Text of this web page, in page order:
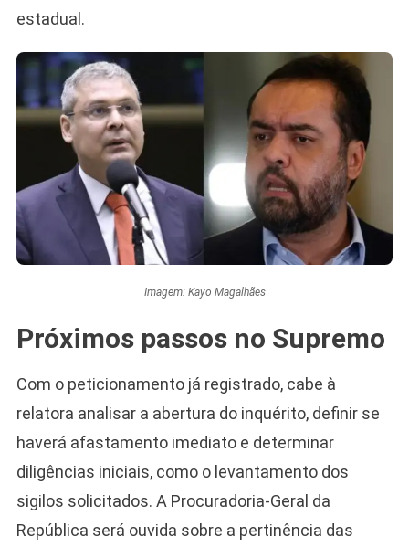
estadual.
Imagem: Kayo Magalhães
Próximos passos no Supremo
Com o peticionamento já registrado, cabe à
relatora analisar a abertura do inquérito, definir se
haverá afastamento imediato e determinar
diligências iniciais, como o levantamento dos
sigilos solicitados. A Procuradoria-Geral da
República será ouvida sobre a pertinência das